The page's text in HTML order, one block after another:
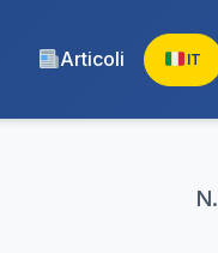
Articoli IT
N.